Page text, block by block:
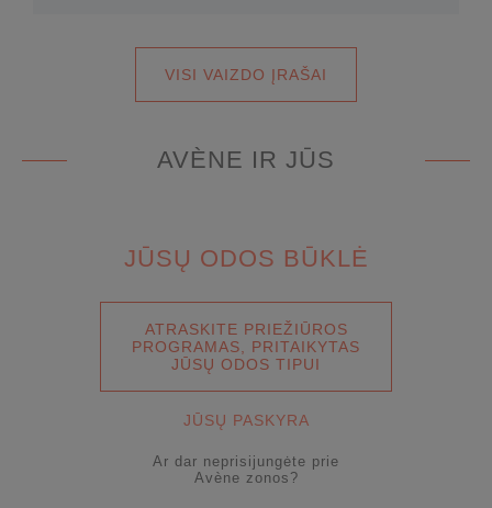
VISI VAIZDO ĮRAŠAI
AVÈNE IR JŪS
JŪSŲ ODOS BŪKLĖ
ATRASKITE PRIEŽIŪROS
PROGRAMAS, PRITAIKYTAS
JŪSŲ ODOS TIPUI
JŪSŲ PASKYRA
Ar dar neprisijungėte prie
Avène zonos?